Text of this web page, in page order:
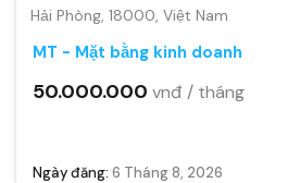
Hải Phòng, 18000, Việt Nam
MT - Mặt bằng kinh doanh
50.000.000 vnđ / tháng
Ngày đăng: 6 Tháng 8, 2026